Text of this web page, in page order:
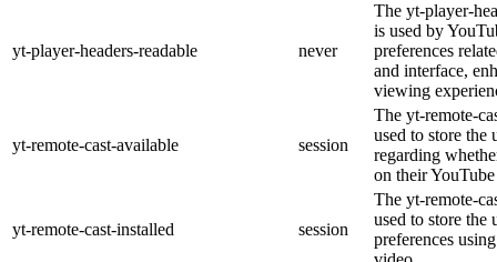
yt-player-headers-readable never
The yt-player-
is used by
preferences
and interface,
viewing
yt-remote-cast-available session
The yt-remote-
used to store the
regarding
on their
yt-remote-cast-installed session
The yt-remote-
used to store the
preferences